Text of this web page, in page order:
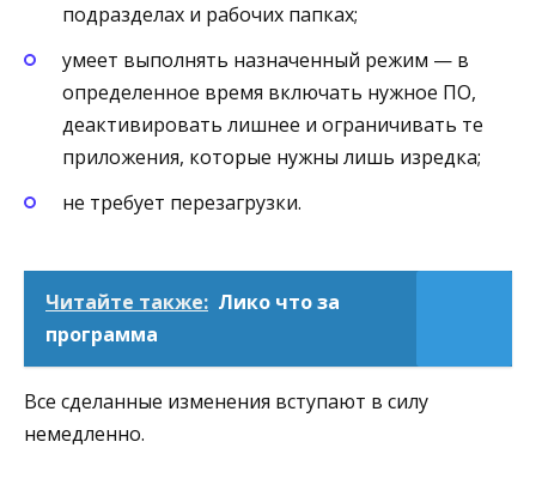
подразделах и рабочих папках;
умеет выполнять назначенный режим — в
определенное время включать нужное ПО,
деактивировать лишнее и ограничивать те
приложения, которые нужны лишь изредка;
не требует перезагрузки.
Читайте также: Лико что за
программа
Все сделанные изменения вступают в силу
немедленно.